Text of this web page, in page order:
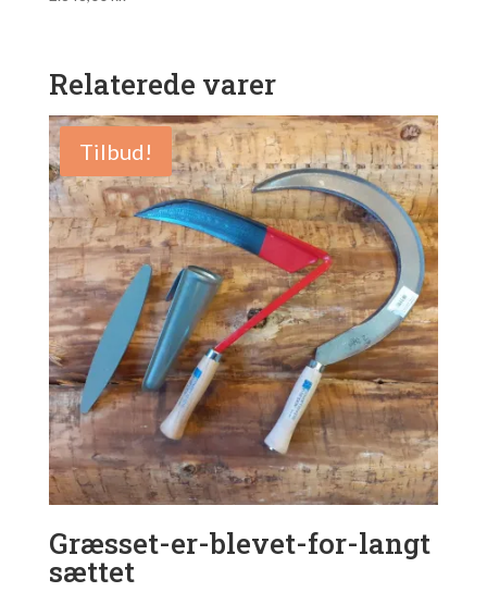
Relaterede varer
Tilbud!
Græsset-er-blevet-for-langt
sættet